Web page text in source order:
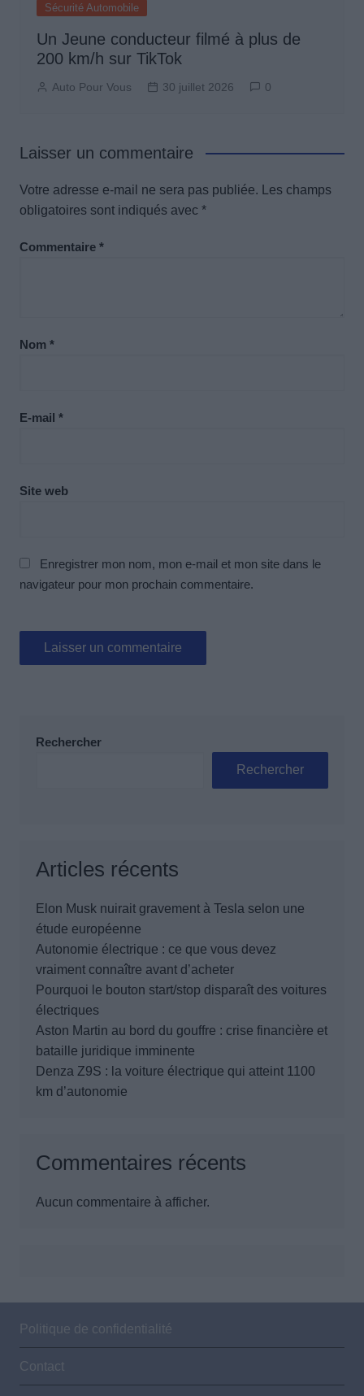
Sécurité Automobile
Un Jeune conducteur filmé à plus de
200 km/h sur TikTok
Auto Pour Vous 30 juillet 2026 0
Laisser un commentaire
Votre adresse e-mail ne sera pas publiée.
Les champs
obligatoires sont indiqués avec *
Commentaire *
Nom *
E-mail *
Site web
Enregistrer mon nom, mon e-mail et mon site dans le
navigateur pour mon prochain commentaire.
Rechercher
Rechercher
Articles récents
Elon Musk nuirait gravement à Tesla selon une
étude européenne
Autonomie électrique : ce que vous devez
vraiment connaître avant d’acheter
Pourquoi le bouton start/stop disparaît des voitures
électriques
Aston Martin au bord du gouffre : crise financière et
bataille juridique imminente
Denza Z9S : la voiture électrique qui atteint 1100
km d’autonomie
Commentaires récents
Aucun commentaire à afficher.
Politique de confidentialité
Contact